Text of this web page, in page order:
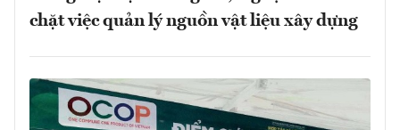
chặt việc quản lý nguồn vật liệu xây dựng